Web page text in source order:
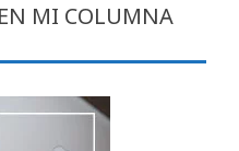
EN MI COLUMNA